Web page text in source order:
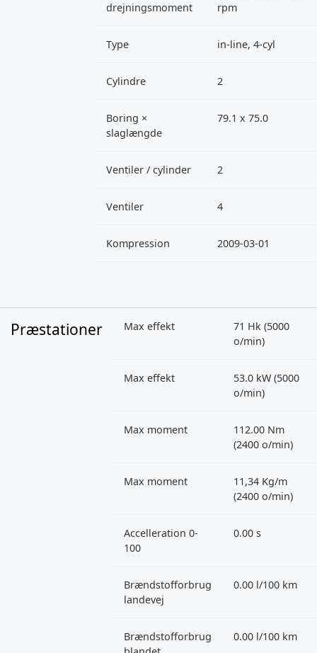
drejningsmoment
rpm
Type in-line, 4-cyl
Cylindre 2
Boring ×
slaglængde
79.1 x 75.0
Ventiler / cylinder 2
Ventiler 4
Kompression 2009-03-01
Præstationer Max effekt
71 Hk (5000
o/min)
Max effekt
53.0 kW (5000
o/min)
Max moment
112.00 Nm
(2400 o/min)
Max moment
11,34 Kg/m
(2400 o/min)
Accelleration 0-
100
0.00 s
Brændstofforbrug
landevej
0.00 l/100 km
Brændstofforbrug
0.00 l/100 km